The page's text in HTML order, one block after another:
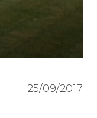
25/09/2017